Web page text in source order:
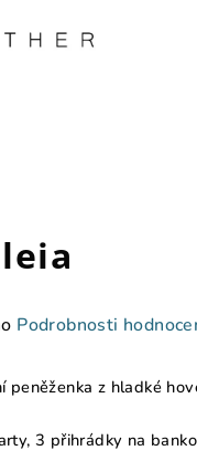
Podrobnosti
peněženka z hladké
3 přihrádky na